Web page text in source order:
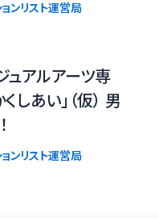
ンリスト運営局
ュアルアーツ専
あい」（仮） 男
ンリスト運営局